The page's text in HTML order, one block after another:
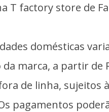
T factory store de
domésticas
marca, a partir de
de linha, sujeitos à
pagamentos